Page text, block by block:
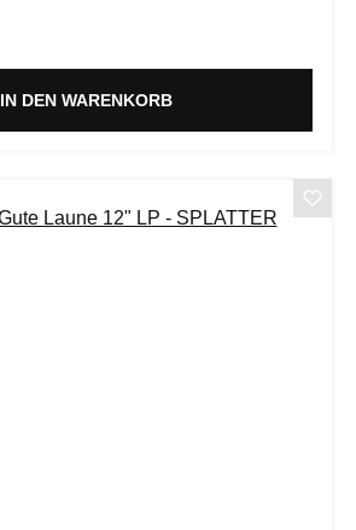
IN DEN WARENKORB